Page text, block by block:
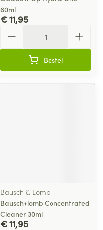
60ml
€ 11,95
Bestel
Bausch & Lomb
Bausch+lomb Concentrated
Cleaner 30ml
€ 11,95